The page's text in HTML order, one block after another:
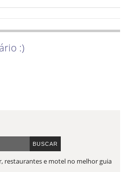
:)
restaurantes e motel no melhor guia